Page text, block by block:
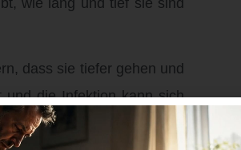
wie lang und tief sie sind
dass sie tiefer gehen und
und die Infektion kann sich
werden.